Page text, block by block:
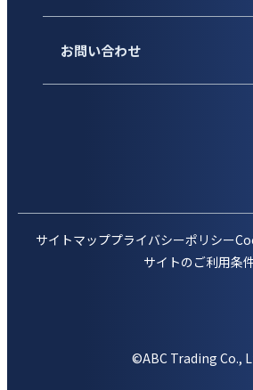
お問い合わせ
サイトマッププライバシーポリシー
サイトのご利用条
©ABC Trading Co.,